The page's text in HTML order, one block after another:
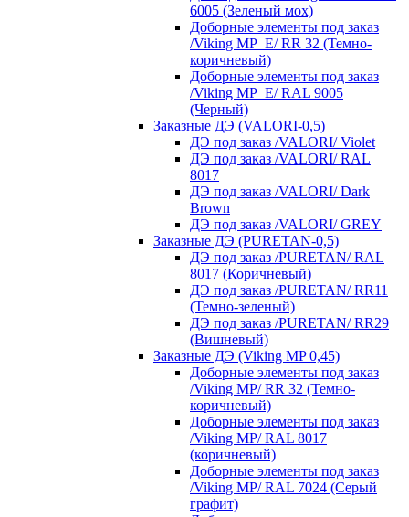
6005 (Зеленый мох)
Доборные элементы под заказ
/Viking MP_E/ RR 32 (Темно-
коричневый)
Доборные элементы под заказ
/Viking MP_E/ RAL 9005
(Черный)
Заказные ДЭ (VALORI-0,5)
ДЭ под заказ /VALORI/ Violet
ДЭ под заказ /VALORI/ RAL
8017
ДЭ под заказ /VALORI/ Dark
Brown
ДЭ под заказ /VALORI/ GREY
Заказные ДЭ (PURETAN-0,5)
ДЭ под заказ /PURETAN/ RAL
8017 (Коричневый)
ДЭ под заказ /PURETAN/ RR11
(Темно-зеленый)
ДЭ под заказ /PURETAN/ RR29
(Вишневый)
Заказные ДЭ (Viking MP 0,45)
Доборные элементы под заказ
/Viking MP/ RR 32 (Темно-
коричневый)
Доборные элементы под заказ
/Viking MP/ RAL 8017
(коричневый)
Доборные элементы под заказ
/Viking MP/ RAL 7024 (Серый
графит)